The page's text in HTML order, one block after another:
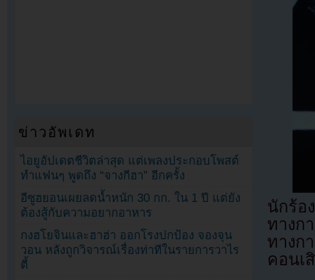
นักร้
ทางก
ทาง
คอนเ
ข่าวอัพเดท
ไอยูอัปเดตชีวิตล่าสุด แต่เพลงประกอบโพสต์
ทำแฟนๆ พูดถึง “จางกีฮา” อีกครั้ง
อีซูฮยอนเผยลดน้ำหนัก 30 กก. ใน 1 ปี แต่ยัง
ต้องสู้กับความอยากอาหาร
กงฮโยจินและฮาฮ่า ออกโรงปกป้อง จองจุน
วอน หลังถูกวิจารณ์เรื่องท่าทีในรายการวาไร
ตี้